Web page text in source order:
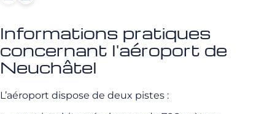
Informations pratiques
concernant l'aéroport de
Neuchâtel
L’aéroport dispose de deux pistes :